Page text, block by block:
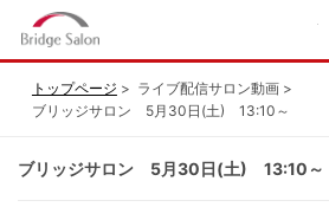
トップページ
ライブ配信サロン動画
ブリッジサロン 5月30日(土) 13:10～
ブリッジサロン 5月30日(土) 13:10～